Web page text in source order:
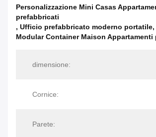
Personalizzazione Mini Casas
prefabbricati
, Ufficio prefabbricato moderno portatile,
Modular Container Maison Appartamenti
dimensione:
Cornice:
Parete: